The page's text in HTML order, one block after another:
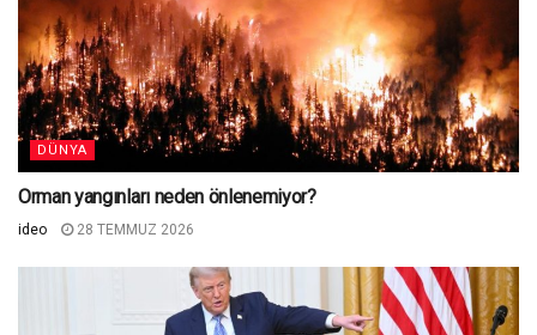
DÜNYA
Orman yangınları neden önlenemiyor?
ideo 28 TEMMUZ 2026